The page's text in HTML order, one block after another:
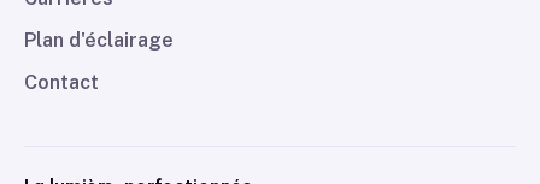
Plan d'éclairage
Contact